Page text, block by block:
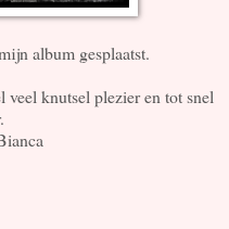
album gesplaatst.
veel knutsel plezier en tot snel